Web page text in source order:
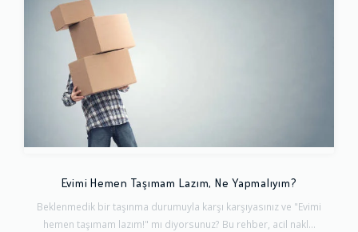
Evimi Hemen Taşımam Lazım, Ne Yapmalıyım?
Beklenmedik bir taşınma durumuyla karşı karşıyasınız ve "Evimi
hemen taşımam lazım!" mı diyorsunuz? Bu rehber, acil nakl...